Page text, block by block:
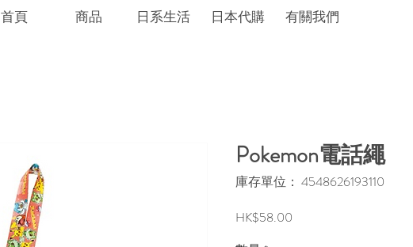
首頁 商品 日系生活 日本代購 有關我們
Pokemon電話繩
庫存單位： 4548626193110
HK$58.00